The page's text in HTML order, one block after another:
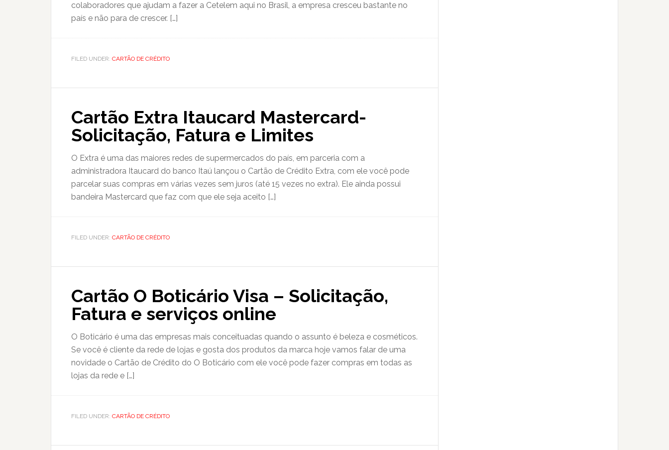
colaboradores que ajudam a fazer a Cetelem aqui no Brasil, a empresa cresceu bastante no
país e não para de crescer. […]
FILED UNDER: CARTÃO DE CRÉDITO
Cartão Extra Itaucard Mastercard-
Solicitação, Fatura e Limites
O Extra é uma das maiores redes de supermercados do país, em parceria com a
administradora Itaucard do banco Itaú lançou o Cartão de Crédito Extra, com ele você pode
parcelar suas compras em várias vezes sem juros (até 15 vezes no extra). Ele ainda possui
bandeira Mastercard que faz com que ele seja aceito […]
FILED UNDER: CARTÃO DE CRÉDITO
Cartão O Boticário Visa – Solicitação,
Fatura e serviços online
O Boticário é uma das empresas mais conceituadas quando o assunto é beleza e cosméticos.
Se você é cliente da rede de lojas e gosta dos produtos da marca hoje vamos falar de uma
novidade o Cartão de Crédito do O Boticário com ele você pode fazer compras em todas as
lojas da rede e […]
FILED UNDER: CARTÃO DE CRÉDITO